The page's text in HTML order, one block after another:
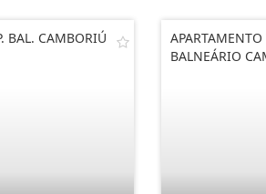
BAL. CAMBORIÚ
BALNEÁRIO